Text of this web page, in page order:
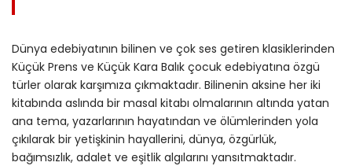
Dünya edebiyatının bilinen ve çok ses getiren klasiklerinden
Küçük Prens ve Küçük Kara Balık çocuk edebiyatına özgü
türler olarak karşımıza çıkmaktadır. Bilinenin aksine her iki
kitabında aslında bir masal kitabı olmalarının altında yatan
ana tema, yazarlarının hayatından ve ölümlerinden yola
çıkılarak bir yetişkinin hayallerini, dünya, özgürlük,
bağımsızlık, adalet ve eşitlik algılarını yansıtmaktadır.